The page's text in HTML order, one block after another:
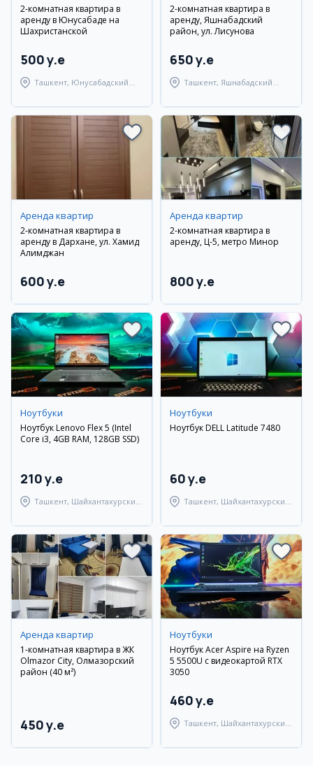
2-комнатная квартира в
аренду в Юнусабаде на
Шахристанской
500 y.e
Ташкент, Юнусабадский
2-комнатная квартира в
аренду, Яшнабадский
район, ул. Лисунова
650 y.e
Ташкент, Яшнабадский
Аренда квартир
2-комнатная квартира в
аренду в Дархане, ул. Хамид
Алимджан
600 y.e
Аренда квартир
2-комнатная квартира в
аренду, Ц-5, метро Минор
800 y.e
Ноутбуки
Ноутбук Lenovo Flex 5 (Intel
Core i3, 4GB RAM, 128GB SSD)
210 y.e
Ташкент, Шайхантахурский
Ноутбуки
Ноутбук DELL Latitude 7480
60 y.e
Ташкент, Шайхантахурский
Аренда квартир
1-комнатная квартира в ЖК
Olmazor City, Олмазорский
район (40 м²)
450 y.e
Ноутбуки
Ноутбук Acer Aspire на Ryzen
5 5500U с видеокартой RTX
3050
460 y.e
Ташкент, Шайхантахурский